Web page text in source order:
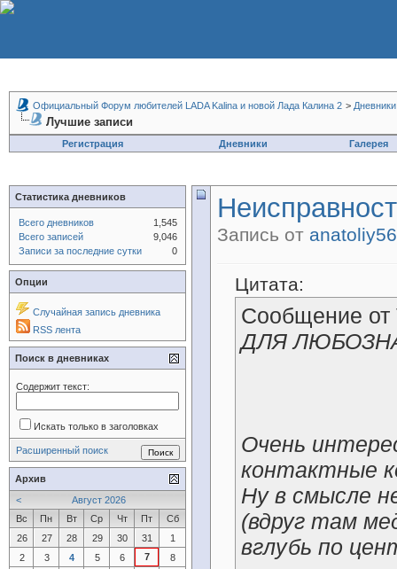
Официальный Форум любителей LADA Kalina и новой Лада Калина 2 > Дневники
Лучшие записи
Регистрация Дневники Галерея
Запись от
Цитата:
Сообщение от
ДЛЯ
Очень
контактные
Ну в смысле
(вдруг там
вглубь по
Статистика дневников
Всего дневников
1,545
Всего записей
9,046
Записи за последние сутки
0
Опции
Случайная запись дневника
RSS лента
Поиск в дневниках
Содержит текст:
Искать только в заголовках
Расширенный поиск
Архив
<
Август 2026
Вс
Пн Вт Ср Чт Пт
Сб
26
27 28 29 30 31
1
2
3 4 5 6 7
8